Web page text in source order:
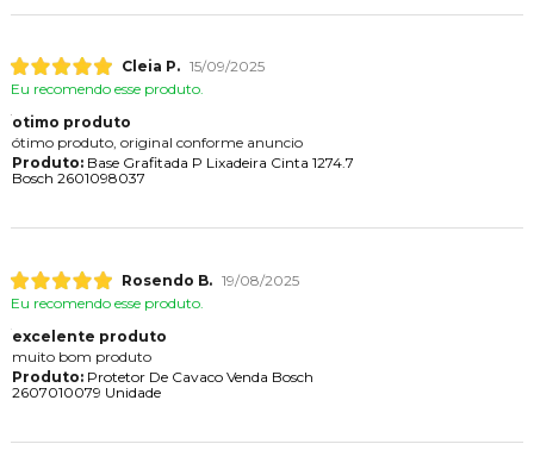
Cleia P. 15/09/2025
Eu recomendo esse produto.
otimo produto
ótimo produto, original conforme anuncio
Produto:Base Grafitada P Lixadeira Cinta 1274.7
Bosch 2601098037
Rosendo B. 19/08/2025
Eu recomendo esse produto.
excelente produto
muito bom produto
Produto:Protetor De Cavaco Venda Bosch
2607010079 Unidade